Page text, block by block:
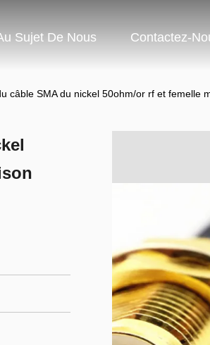
Sujet De Nous Contactez-
câble SMA du nickel 50ohm/or rf et femelle